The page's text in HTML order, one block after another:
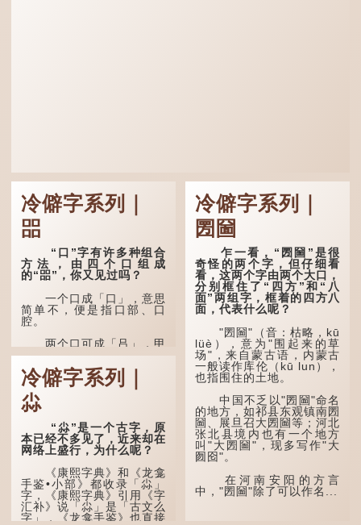
冷僻字系列｜
㗊
“口”字有许多种组合
方法，由四个口组成
的“㗊”，你又见过吗？
一个口成「口」，意思
简单不，便是指口部、口
腔。
两个口可成「吕」，甲
骨文字形，象脊骨形，本义
是指脊椎骨，中间有一条竖
线把脊椎段串联起来。现代
通用为姓氏。两个口也可以
写成「吅」（音：喧），古
同「喧」，大声呼叫的意
三个口为「品」，这个
字用法最为普遍。始见于商
代甲骨文，古字形从三口，
表示众多...
冷僻字系列｜
尛
“尛”是一个古字，原
本已经不多见了，近来却在
网络上盛行，为什么呢？
《康熙字典》和《龙龛
手鉴•小部》都收录「尛」
字，《康熙字典》引用《字
汇补》说「尛」是「古文么
字」，《龙龛手鉴》也直接
冷僻字系列｜
圐圙
乍一看，“圐圙”是很
奇怪的两个字，但仔细看
看，这两个字由两个大口，
分别框住了“四方”和“八
面”两组字，框着的四方八
面，代表什么呢？
"圐圙"（音：枯略，kū
lüè），意为"围起来的草
场"，来自蒙古语，内蒙古
一般读作库伦（kū lun），
也指围住的土地。
中国不乏以"圐圙"命名
的地方，如祁县东观镇南圐
圙、展旦召大圐圙等；河北
张北县境内也有一个地方
叫"大圐圙"，现多写作"大
囫囵"。
在河南安阳的方言
中，"圐圙"除了可以作名...